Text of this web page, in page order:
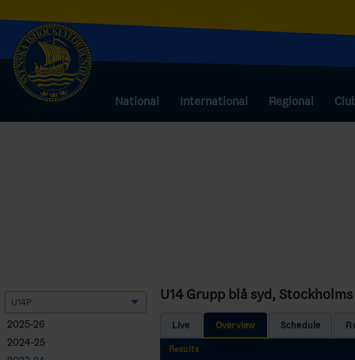
National International Regional
2025-26
2024-25
U14 Grupp blå syd,
Live Overview Schedule
Results